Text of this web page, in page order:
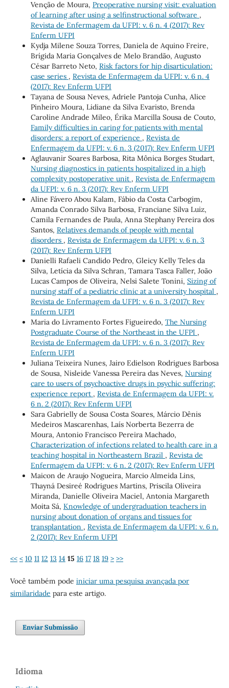
Venção de Moura, Preoperative nursing visit: evaluation
of learning after using a selfinstructional software ,
Revista de Enfermagem da UFPI: v. 6 n. 4 (2017): Rev
Enferm UFPI
Kydja Milene Souza Torres, Daniela de Aquino Freire,
Brígida Maria Gonçalves de Melo Brandão, Augusto
César Barreto Neto, Risk factors for hip disarticulation:
case series , Revista de Enfermagem da UFPI: v. 6 n. 4
(2017): Rev Enferm UFPI
Tayana de Sousa Neves, Adriele Pantoja Cunha, Alice
Pinheiro Moura, Lidiane da Silva Evaristo, Brenda
Caroline Andrade Mileo, Érika Marcilla Sousa de Couto,
Family difficulties in caring for patients with mental
disorders: a report of experience , Revista de
Enfermagem da UFPI: v. 6 n. 3 (2017): Rev Enferm UFPI
Aglauvanir Soares Barbosa, Rita Mônica Borges Studart,
Nursing diagnostics in patients hospitalized in a high
complexity postoperative unit , Revista de Enfermagem
da UFPI: v. 6 n. 3 (2017): Rev Enferm UFPI
Aline Fávero Abou Kalam, Fábio da Costa Carbogim,
Amanda Conrado Silva Barbosa, Franciane Silva Luiz,
Camila Fernandes de Paula, Anna Stephany Pereira dos
Santos, Relatives demands of people with mental
disorders , Revista de Enfermagem da UFPI: v. 6 n. 3
(2017): Rev Enferm UFPI
Danielli Rafaeli Candido Pedro, Gleicy Kelly Teles da
Silva, Letícia da Silva Schran, Tamara Tasca Faller, João
Lucas Campos de Oliveira, Nelsi Salete Tonini, Sizing of
nursing staff of a pediatric clinic at a university hospital ,
Revista de Enfermagem da UFPI: v. 6 n. 3 (2017): Rev
Enferm UFPI
Maria do Livramento Fortes Figueiredo, The Nursing
Postgraduate Course of the Northeast in the UFPI ,
Revista de Enfermagem da UFPI: v. 6 n. 3 (2017): Rev
Enferm UFPI
Juliana Teixeira Nunes, Jairo Edielson Rodrigues Barbosa
de Sousa, Nisleide Vanessa Pereira das Neves, Nursing
care to users of psychoactive drugs in psychic suffering:
experience report , Revista de Enfermagem da UFPI: v.
6 n. 2 (2017): Rev Enferm UFPI
Sara Gabrielly de Sousa Costa Soares, Márcio Dênis
Medeiros Mascarenhas, Laís Norberta Bezerra de
Moura, Antonio Francisco Pereira Machado,
Characterization of infections related to health care in a
teaching hospital in Northeastern Brazil , Revista de
Enfermagem da UFPI: v. 6 n. 2 (2017): Rev Enferm UFPI
Maicon de Araujo Nogueira, Marcio Almeida Lins,
Thayná Desireé Rodrigues Martins, Priscila Oliveira
Miranda, Danielle Oliveira Maciel, Antonia Margareth
Moita Sá, Knowledge of undergraduation teachers in
nursing about donation of organs and tissues for
transplantation , Revista de Enfermagem da UFPI: v. 6 n.
2 (2017): Rev Enferm UFPI
<< < 10 11 12 13 14 15 16 17 18 19 > >>
Você também pode iniciar uma pesquisa avançada por
similaridade para este artigo.
Enviar Submissão
Idioma